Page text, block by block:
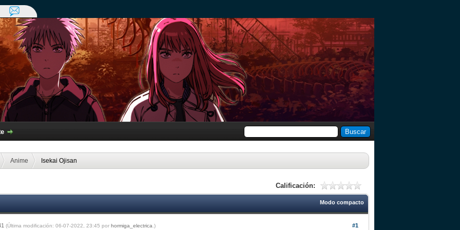
Anime Isekai Ojisan
Calificación:
Modo compacto
#1
(Última modificación: 06-07-2022, 23:45 porhormiga_electrica .)